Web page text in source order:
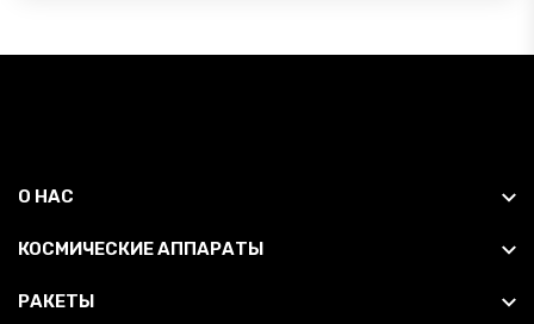
О НАС
КОСМИЧЕСКИЕ АППАРАТЫ
РАКЕТЫ